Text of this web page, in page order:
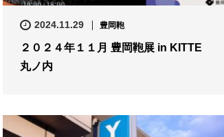
2024.11.29 豊岡鞄
２０２４年１１月 豊岡鞄展 in KITTE
丸ノ内